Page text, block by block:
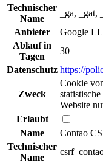
Technischer
Name
_ga,
Anbieter
Google
Ablauf in
Tagen
30
Datenschutz https://
Zweck
Cookie
Website
Erlaubt
Name
Contao
Technischer
Name